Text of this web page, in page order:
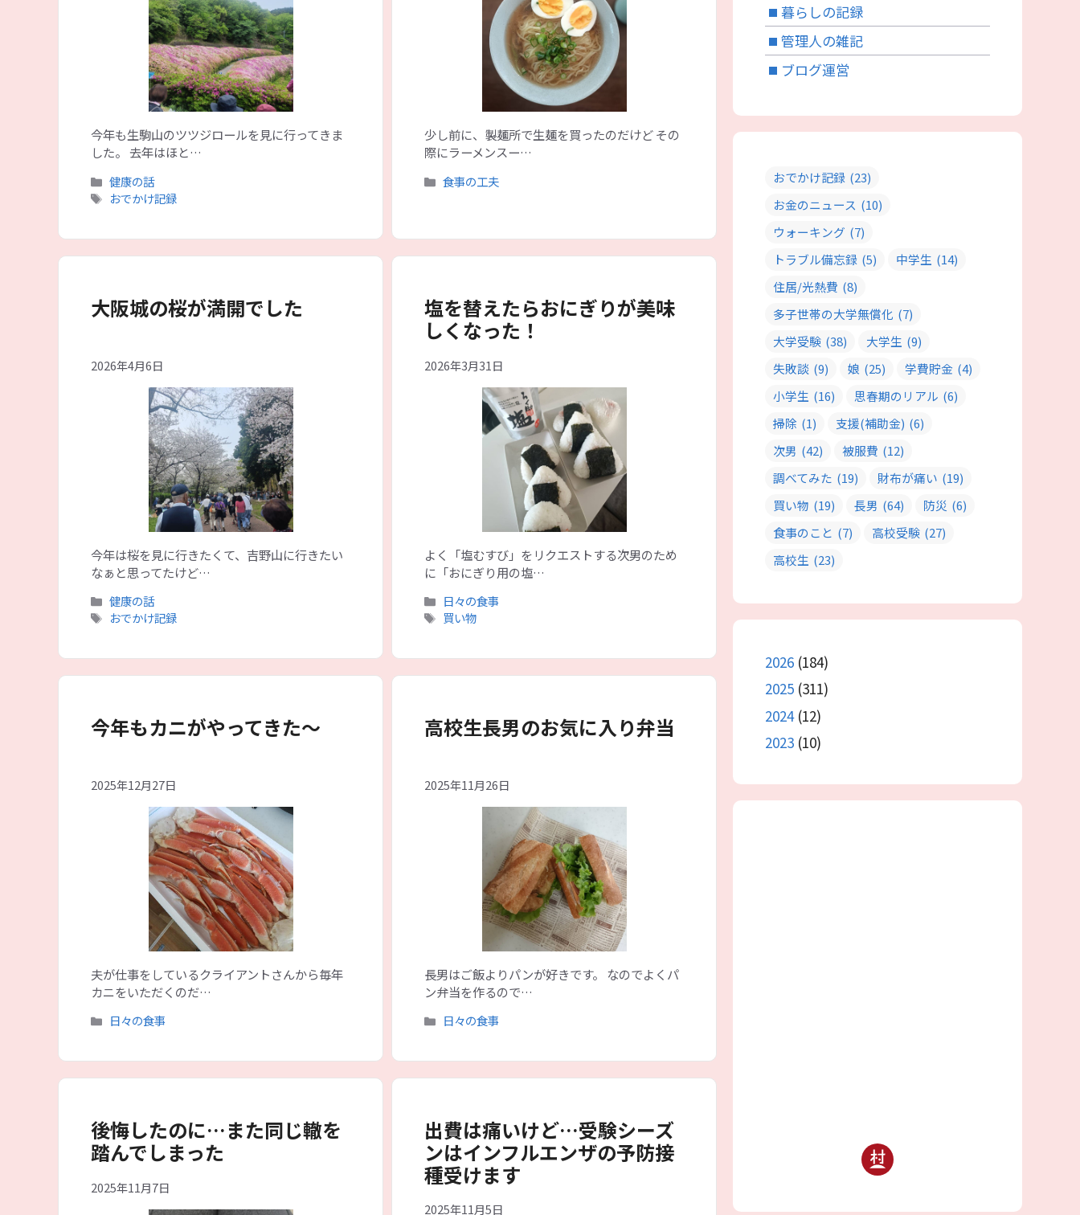
今年も生駒山のツツジロールを見に行ってきま
した。 去年はほと…
カ
テ
健康の話
タ
おでかけ記録
少し前に、製麺所で生麺を買ったのだけど その
際にラーメンスー…
カ
食事の工夫
大阪城の桜が満開でした
2026年4月6日
今年は桜を見に行きたくて、吉野山に行きたい
なぁと思ってたけど…
カ
テ
健康の話
タ
おでかけ記録
塩を替えたらおにぎりが美味
しくなった！
2026年3月31日
よく「塩むすび」をリクエストする次男のため
に「おにぎり用の塩…
カ
テ
日々の食事
タ
買い物
今年もカニがやってきた～
2025年12月27日
夫が仕事をしているクライアントさんから毎年
カニをいただくのだ…
カ
日々の食事
高校生長男のお気に入り弁当
2025年11月26日
長男はご飯よりパンが好きです。 なのでよくパ
ン弁当を作るので…
カ
日々の食事
後悔したのに…また同じ轍を
踏んでしまった
2025年11月7日
出費は痛いけど…受験シーズ
ンはインフルエンザの予防接
種受けます
2025年11月5日
暮らしの記録
管理人の雑記
ブログ運営
おでかけ記録 (23)
お金のニュース (10)
ウォーキング (7)
トラブル備忘録 (5) 中学生 (14)
住居/光熱費 (8)
多子世帯の大学無償化 (7)
大学受験 (38) 大学生 (9)
失敗談 (9) 娘 (25) 学費貯金 (4)
小学生 (16) 思春期のリアル (6)
掃除 (1) 支援(補助金) (6)
次男 (42) 被服費 (12)
調べてみた (19) 財布が痛い (19)
買い物 (19) 長男 (64) 防災 (6)
食事のこと (7) 高校受験 (27)
高校生 (23)
2026 (184)
2025 (311)
2024(12)
2023 (10)